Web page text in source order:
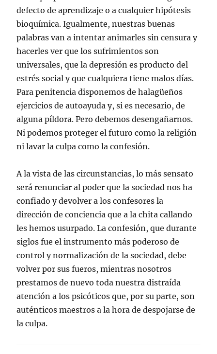
defecto de aprendizaje o a cualquier hipótesis
bioquímica. Igualmente, nuestras buenas
palabras van a intentar animarles sin censura y
hacerles ver que los sufrimientos son
universales, que la depresión es producto del
estrés social y que cualquiera tiene malos días.
Para penitencia disponemos de halagüeños
ejercicios de autoayuda y, si es necesario, de
alguna píldora. Pero debemos desengañarnos.
Ni podemos proteger el futuro como la religión
ni lavar la culpa como la confesión.
A la vista de las circunstancias, lo más sensato
será renunciar al poder que la sociedad nos ha
confiado y devolver a los confesores la
dirección de conciencia que a la chita callando
les hemos usurpado. La confesión, que durante
siglos fue el instrumento más poderoso de
control y normalización de la sociedad, debe
volver por sus fueros, mientras nosotros
prestamos de nuevo toda nuestra distraída
atención a los psicóticos que, por su parte, son
auténticos maestros a la hora de despojarse de
la culpa.